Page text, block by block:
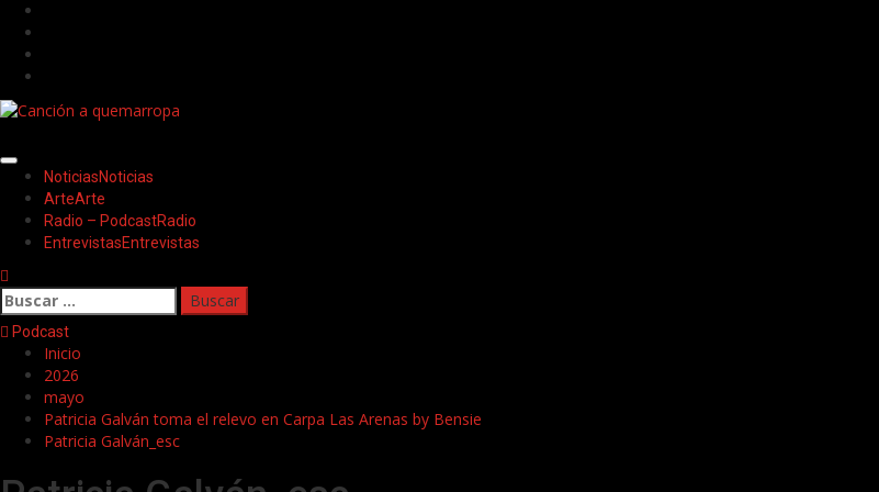
Saltar
contenido
Menú
principal
NoticiasNoticias
ArteArte
Radio – PodcastRadio
EntrevistasEntrevistas
Buscar:
Podcast
Inicio
2026
mayo
Patricia Galván toma el relevo en Carpa Las Arenas by Bensie
Patricia Galván_esc